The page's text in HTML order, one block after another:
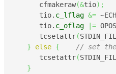
      cfmakeraw
(&tio) ;
      tio.
c_lflag &=
      tio.
c_oflag |=
      tcsetattr
(
}
else {
// set the
      tcsetattr
(
}